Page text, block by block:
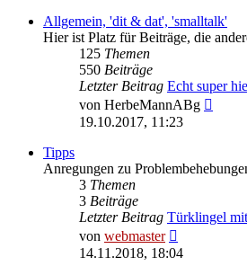
Allgemein, 'dit & dat', 'smalltalk'
Hier ist Platz für Beiträge, die
125 Themen
550 Beiträge
Letzter Beitrag Echt super
von HerbeMannABg
19.10.2017, 11:23
Tipps
Anregungen zu
3 Themen
3 Beiträge
Letzter Beitrag Türklingel
von webmaster
Beitrag
14.11.2018, 18:04